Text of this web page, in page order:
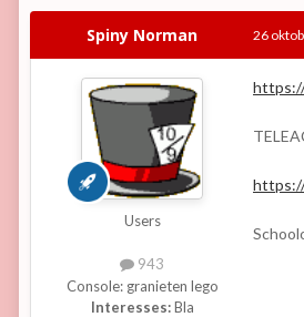
Spiny Norman
Users
943
Console: granieten lego
Interesses:Bla
26